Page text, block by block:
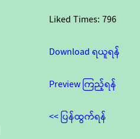
Liked Times: 796
Download ရယူရန်
Preview ကြည့်ရန်
<< ပြန်ထွက်ရန်